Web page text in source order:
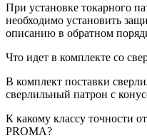
При установке токарного
необходимо установить
описанию в обратном
Что идет в комплекте со
В комплект поставки
сверлильный патрон с
К какому классу точности
PROMA?